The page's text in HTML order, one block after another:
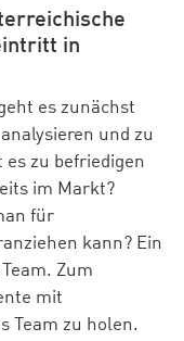
in
es zunächst
und zu
zu befriedigen
im Markt?
für
kann? Ein
Zum
mit
Team zu holen.